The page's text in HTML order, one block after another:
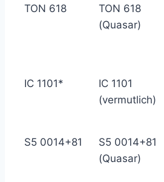
TON 618
TON 618
(Quasar)
IC 1101*
IC 1101
(vermutlich)
S5 0014+81
S5 0014+81
(Quasar)